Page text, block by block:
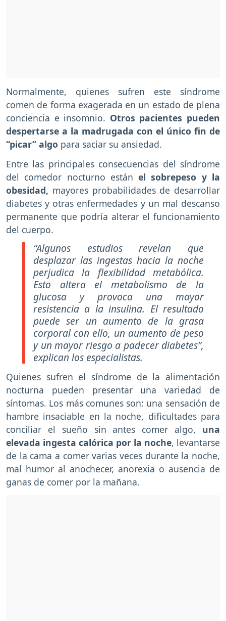
Normalmente, quienes sufren este síndrome
comen de forma exagerada en un estado de plena
conciencia e insomnio. Otros pacientes pueden
despertarse a la madrugada con el único fin de
“picar” algo para saciar su ansiedad.
Entre las principales consecuencias del síndrome
del comedor nocturno estánel sobrepeso y la
obesidad, mayores probabilidades de desarrollar
diabetes y otras enfermedades y un mal descanso
permanente que podría alterar el funcionamiento
del cuerpo.
“Algunos estudios revelan que
desplazar las ingestas hacia la noche
perjudica la flexibilidad metabólica.
Esto altera el metabolismo de la
glucosa y provoca una mayor
resistencia a la insulina. El resultado
puede ser un aumento de la grasa
corporal con ello, un aumento de peso
y un mayor riesgo a padecer diabetes”,
explican los especialistas.
Quienes sufren el síndrome de la alimentación
nocturna pueden presentar una variedad de
síntomas. Los más comunes son: una sensación de
hambre insaciable en la noche, dificultades para
conciliar el sueño sin antes comer algo, una
elevada ingesta calórica por la noche, levantarse
de la cama a comer varias veces durante la noche,
mal humor al anochecer, anorexia o ausencia de
ganas de comer por la mañana.